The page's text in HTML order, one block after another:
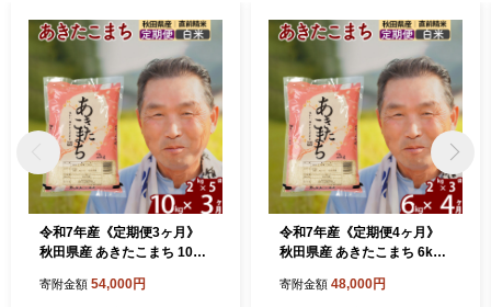
令和7年産《定期便3ヶ月》
秋田県産 あきたこまち 10kg
年産 お届け時期選べる お届
寄附金額 54,000円
令和7年産《定期便4ヶ月》
秋田県産 あきたこまち 6kg
年産 お届け時期選べる お届
寄附金額 48,000円